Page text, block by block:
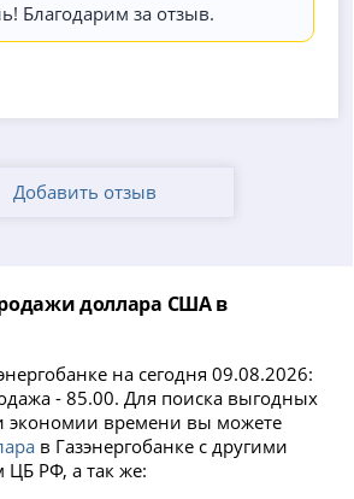
Благодарим за отзыв.
Добавить отзыв
доллара США в
на сегодня 09.08.2026:
- 85.00. Для поиска выгодных
экономии времени вы можете
в Газэнергобанке с другими
ЦБ РФ, а так же: